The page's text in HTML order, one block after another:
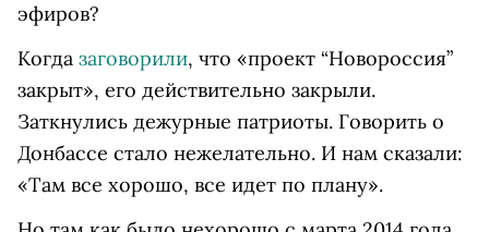
эфиров?
Когда заговорили, что «проект “Новороссия”
закрыт», его действительно закрыли.
Заткнулись дежурные патриоты. Говорить о
Донбассе стало нежелательно. И нам сказали:
«Там все хорошо, все идет по плану».